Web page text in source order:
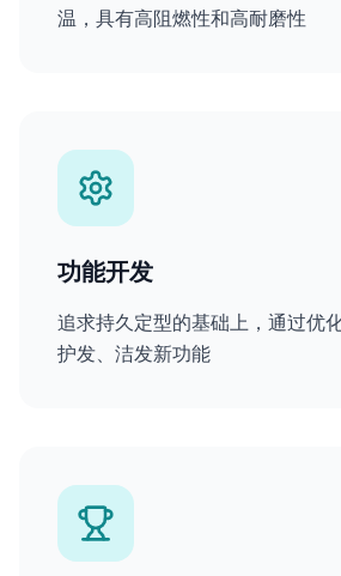
温，具有高阻燃性和高耐磨性
功能开发
追求持久定型的基础上，通过优
护发、洁发新功能